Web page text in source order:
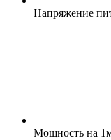
Напряжение
Мощность на